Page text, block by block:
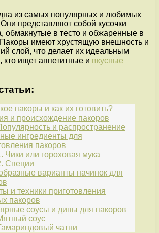
из самых популярных и любимых
представляют собой кусочки
обмакнутые в тесто и обжаренные в
имеют хрустящую внешность и
слой, что делает их идеальным
ищет аппетитные и вкусные
пакоры и как их готовить?
и происхождение пакоров
и распространение
ингредиенты для
пакоров
Чики или гороховая мука
Специи
варианты начинок для
и техники приготовления
пакоров
соусы и дипы для пакоров
соус
чатни